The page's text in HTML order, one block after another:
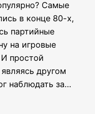
Самые
в конце 80-х,
партийные
на игровые
простой
другом
наблюдать за…